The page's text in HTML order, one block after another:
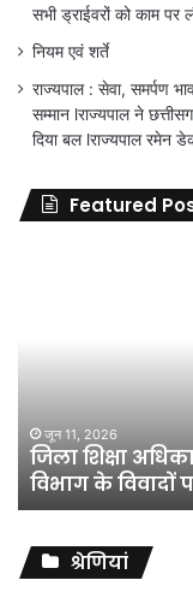
सभी ड्राईवरों को काम पर
नियम एवं शर्ते
राज्यपाल : सेवा, समर्पण
सम्मान lराज्यपाल ने
दिया बल lराज्यपाल रमेन
Featured
शिक्षा
विभाग
विवादों
संघर्ष
जारी
जून 11, 2026
जिला शिक्षा
विभाग के विवादों
श्रेणियां